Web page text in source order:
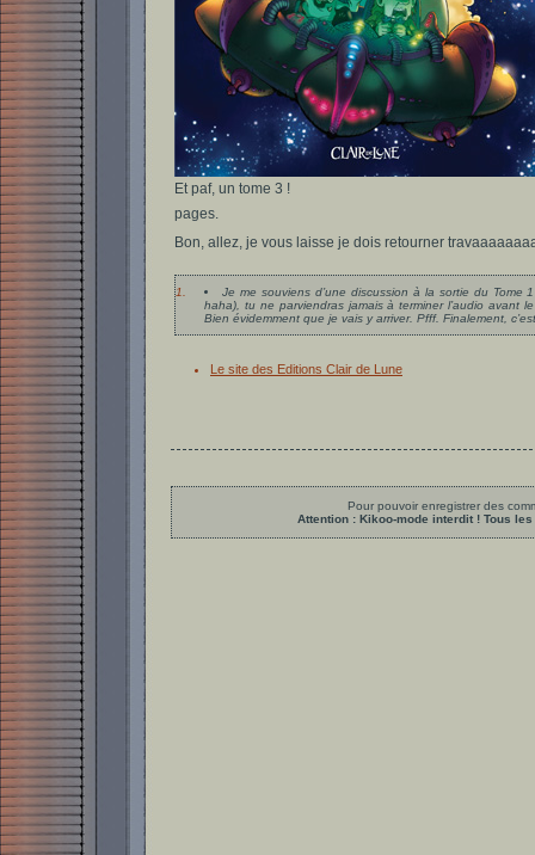
Et paf, un tome 3 !
pages.
Bon, allez, je vous laisse je dois retourner
1.
Je me souviens d’une discussion à la sortie du Tome
haha), tu ne parviendras jamais à terminer l’audio avant
Bien évidemment que je vais y arriver. Pfff. Finalement,
Le site des Editions Clair de Lune
Pour pouvoir enregistrer des
Attention : Kikoo-mode interdit ! Tous